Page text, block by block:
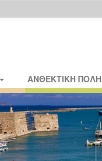
ΑΝΘΕΚΤΙΚΗ ΠΟΛΗ